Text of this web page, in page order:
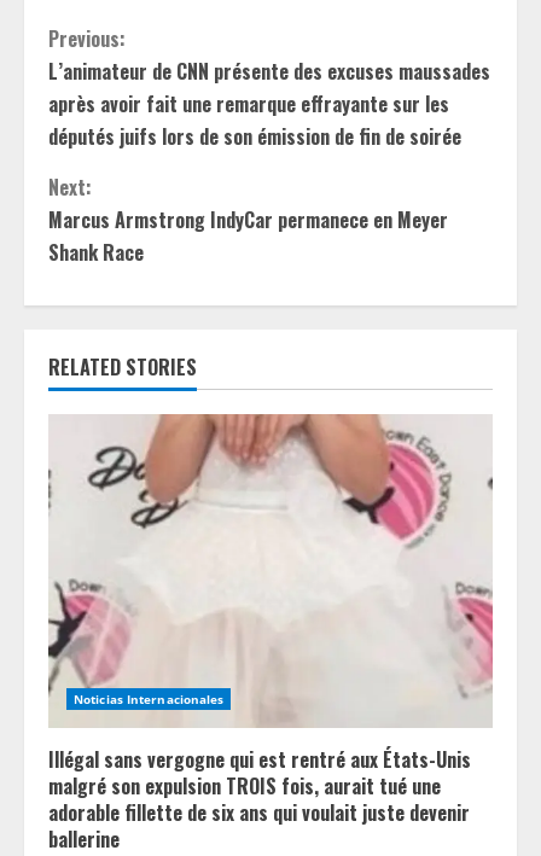
C
o
n
t
i
n
u
e
e
d
i
n
g
Previous:
L’animateur de CNN présente des excuses maussades
après avoir fait une remarque effrayante sur les
députés juifs lors de son émission de fin de soirée
Next:
Marcus Armstrong IndyCar permanece en Meyer
Shank Race
RELATED STORIES
Noticias Internacionales
Illégal sans vergogne qui est rentré aux États-Unis
malgré son expulsion TROIS fois, aurait tué une
adorable fillette de six ans qui voulait juste devenir
ballerine